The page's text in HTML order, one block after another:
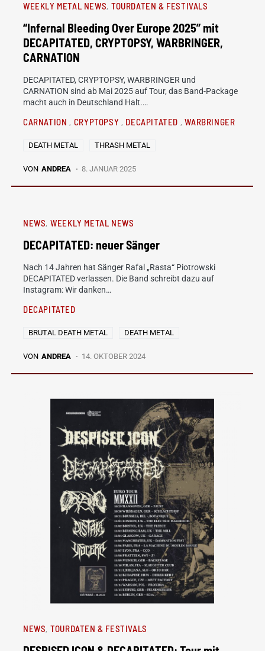
WEEKLY METAL NEWS TOURDATEN & FESTIVALS
“Infernal Bleeding Over Europe 2025” mit
DECAPITATED, CRYPTOPSY, WARBRINGER,
CARNATION
DECAPITATED, CRYPTOPSY, WARBRINGER und
CARNATION sind ab Mai 2025 auf Tour, das Band-Package
macht auch in Deutschland Halt.…
CARNATION CRYPTOPSY DECAPITATED WARBRINGER
DEATH METAL THRASH METAL
VON ANDREA 8. JANUAR 2025
NEWS WEEKLY METAL NEWS
DECAPITATED: neuer Sänger
Nach 14 Jahren hat Sänger Rafal „Rasta“ Piotrowski
DECAPITATED verlassen. Die Band schreibt dazu auf
Instagram: Wir danken…
DECAPITATED
BRUTAL DEATH METAL DEATH METAL
VON ANDREA 14. OKTOBER 2024
NEWS TOURDATEN & FESTIVALS